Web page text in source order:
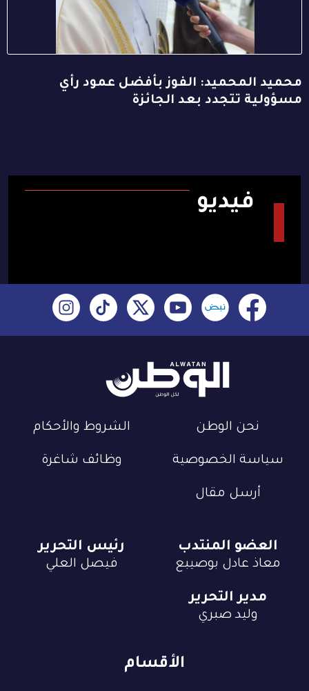
محميد المحميد: الفوز بأفضل عمود رأي
مسؤولية تتجدد بعد الجائزة
فيديو
نحن الوطن الشروط والأحكام
سياسة الخصوصية وظائف شاغرة
أرسل مقال
الأقسام
العضو المنتدب
معاذ عادل بوصيبع
رئيس التحرير
فيصل العلي
مدير التحرير
وليد صبري